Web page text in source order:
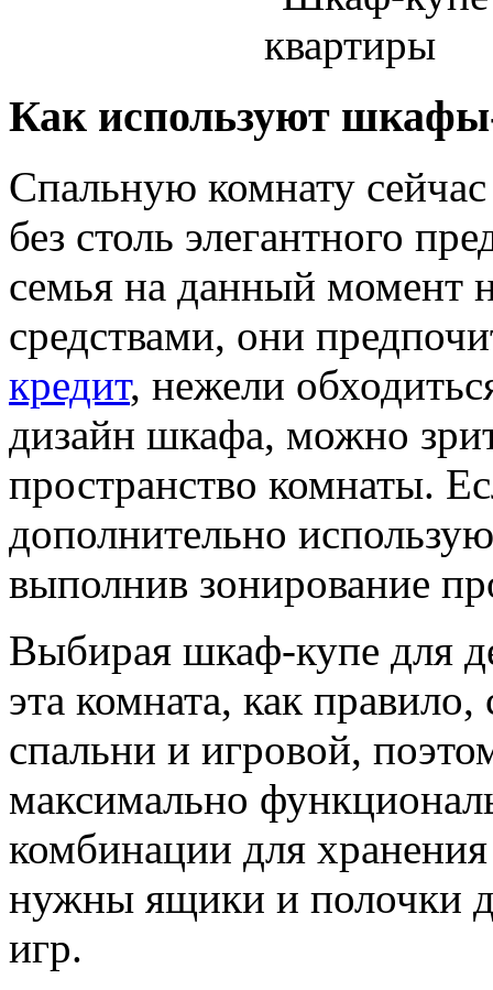
Как используют
Спальную комнату
без столь элегантного
семья на данный момент
средствами, они
кредит, нежели
дизайн шкафа, можно
пространство комнаты.
дополнительно
выполнив зонирование
Выбирая шкаф-купе для
эта комната, как
спальни и игровой,
максимально
комбинации для
нужны ящики и полочки
игр.